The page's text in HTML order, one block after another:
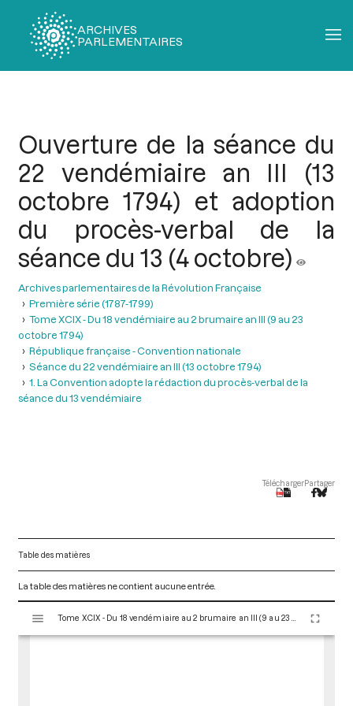
ARCHIVES
PARLEMENTAIRES
Ouverture de la séance du
22 vendémiaire an III (13
octobre 1794) et adoption
du procès-verbal de la
séance du 13 (4 octobre)
Archives parlementaires de la Révolution Française
Première série (1787-1799)
Tome XCIX - Du 18 vendémiaire au 2 brumaire an III (9 au 23
octobre 1794)
République française - Convention nationale
Séance du 22 vendémiaire an III (13 octobre 1794)
1. La Convention adopte la rédaction du procès-verbal de la
séance du 13 vendémiaire
TéléchargerPartager
Table des matières
La table des matières ne contient aucune entrée.
s